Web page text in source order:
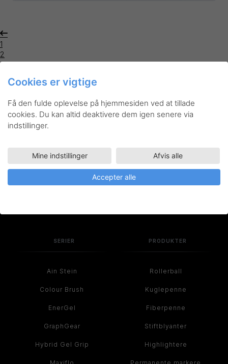
1
2
3
Pentel er din garanti for innovative skriveredskaber,
kunstnerartikler og tilbehør af højeste kvalitet. Når du køber
et produkt fra Pentel, får du et værktøj du kan bruge hver
SERIER
Ain Stein
Colour Brush
EnerGel
GraphGear
Hybrid Gel Grip
PRODUKTER
Rollerball
Kuglepenne
Fiberpenne
Stiftblyanter
Highlightere
Cookies er vigtige
Få den fulde oplevelse på hjemmesiden ved at tillade
cookies. Du kan altid deaktivere dem igen senere via
indstillinger.
Mine indstillinger Afvis alle
Accepter alle